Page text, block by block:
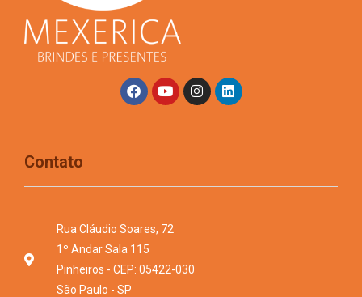
Contato
Rua Cláudio Soares, 72
1º Andar Sala 115
Pinheiros - CEP: 05422-030
São Paulo - SP